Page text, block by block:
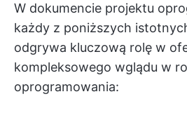
W dokumencie projektu
każdy z poniższych
odgrywa kluczową rolę w
kompleksowego wglądu w
oprogramowania: